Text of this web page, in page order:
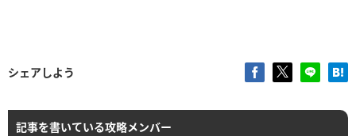
シェアしよう
記事を書いている攻略メンバー